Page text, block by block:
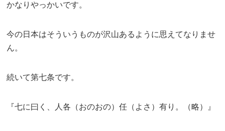
かなりやっかいです。
今の日本はそういうものが沢山あるように思えてなりませ
ん。
続いて第七条です。
『七に曰く、人各（おのおの）任（よさ）有り。（略）』